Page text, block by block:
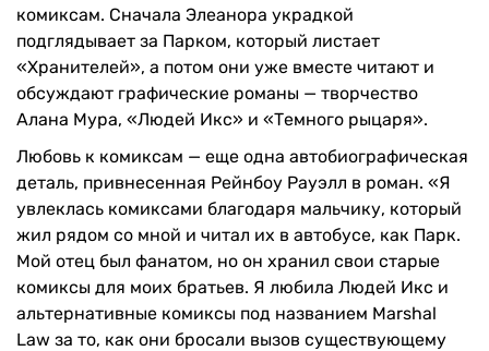
комиксам. Сначала Элеанора украдкой
подглядывает за Парком, который листает
«Хранителей», а потом они уже вместе читают и
обсуждают графические романы — творчество
Алана Мура, «Людей Икс» и «Темного рыцаря».
Любовь к комиксам — еще одна автобиографическая
деталь, привнесенная Рейнбоу Рауэлл в роман. «Я
увлеклась комиксами благодаря мальчику, который
жил рядом со мной и читал их в автобусе, как Парк.
Мой отец был фанатом, но он хранил свои старые
комиксы для моих братьев. Я любила Людей Икс и
альтернативные комиксы под названием Marshal
Law за то, как они бросали вызов существующему